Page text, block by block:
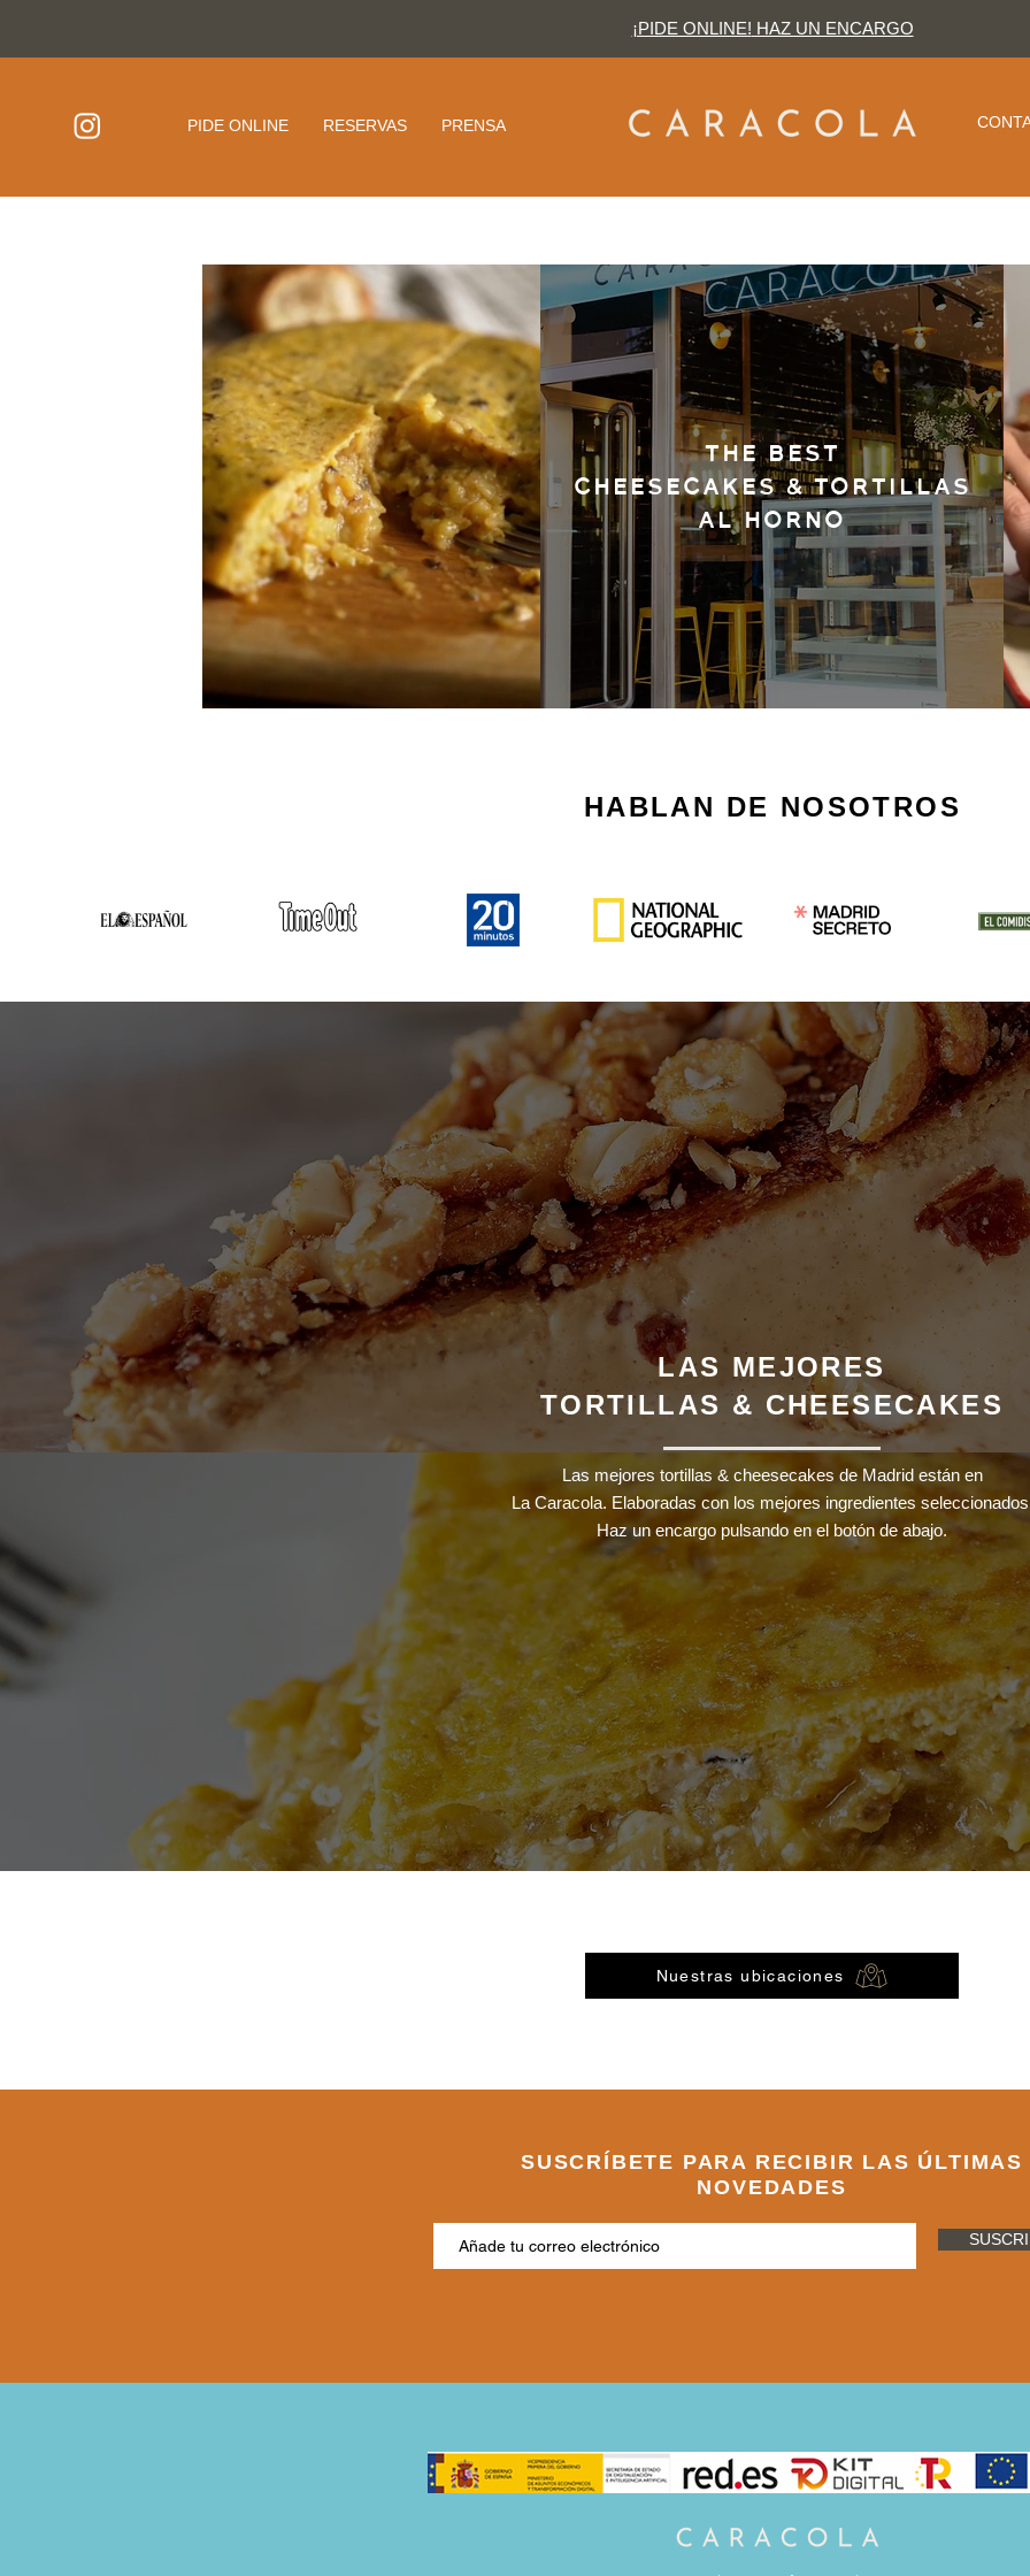
¡PIDE ONLINE! HAZ UN ENCARGO
PIDE ONLINE RESERVAS PRENSA
THE BEST
CHEESECAKES & TORTILLAS
AL HORNO
PIDE ONLINE
RESERVA TU MESA
HABLAN DE NOSOTROS
LAS MEJORES
TORTILLAS & CHEESECAKES
Las mejores tortillas & cheesecakes de Madrid están en
La Caracola. Elaboradas con los mejores ingredientes
Haz un encargo pulsando en el botón de abajo.
PIDE ONLINE
Nuestras ubicaciones
SUSCRÍBETE PARA RECIBIR LAS ÚLTIMAS
NOVEDADES